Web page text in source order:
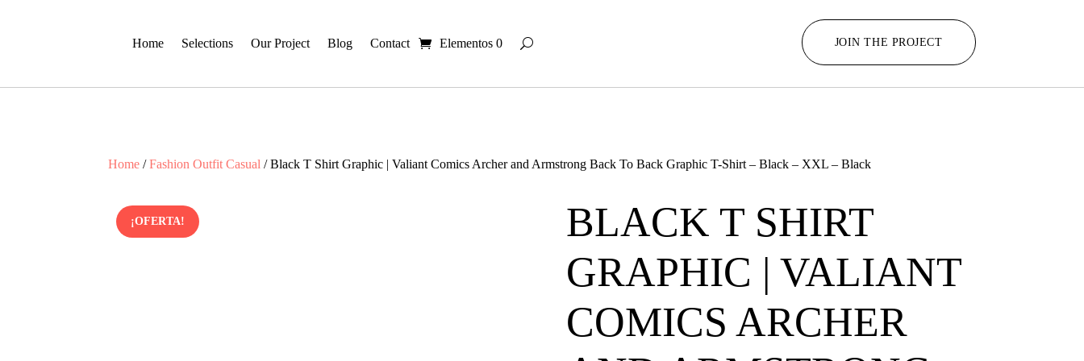
Home Selections Our Project Blog Contact Elementos 0 JOIN THE PROJECT
Home /Fashion Outfit Casual / Black T Shirt Graphic | Valiant Comics Archer and Armstrong Back To Back Graphic T-Shirt – Black – XXL – Black
¡OFERTA!
BLACK T SHIRT
GRAPHIC | VALIANT
COMICS ARCHER